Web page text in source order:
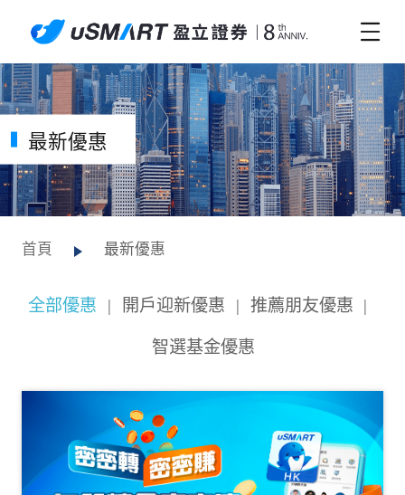
最新優惠
首頁 最新優惠
全部優惠 | 開戶迎新優惠 | 推薦朋友優惠 |
智選基金優惠